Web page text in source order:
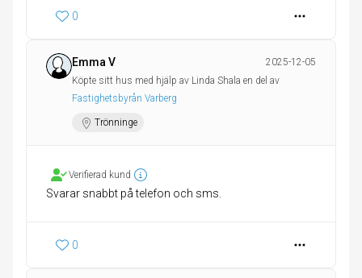
0
Emma V
2025-12-05
Köpte sitt hus med hjälp av Linda Shala en del av
Fastighetsbyrån Varberg
Trönninge
Verifierad kund
Svarar snabbt på telefon och sms.
0